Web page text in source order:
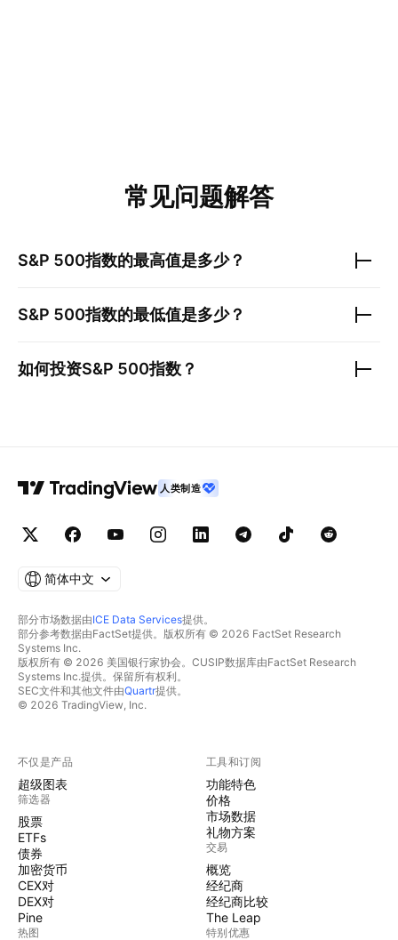
常见问题解答
S&P 500指数的最高值是多少？
S&P 500指数的最低值是多少？
如何投资S&P 500指数 ？
人类制造
简体中文
部分市场数据由ICE Data Services提供。
部分参考数据由FactSet提供。版权所有 © 2026 FactSet Research
Systems Inc.
版权所有 © 2026 美国银行家协会。CUSIP数据库由FactSet Research
Systems Inc.提供。保留所有权利。
SEC文件和其他文件由Quartr提供。
© 2026 TradingView, Inc.
不仅是产品
超级图表
筛选器
股票
ETFs
债券
加密货币
CEX对
DEX对
Pine
热图
工具和订阅
功能特色
价格
市场数据
礼物方案
交易
概览
经纪商
经纪商比较
The Leap
特别优惠